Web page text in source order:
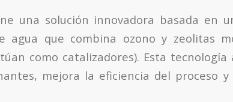
una solución innovadora basada en
agua que combina ozono y zeolitas
como catalizadores). Esta tecnología
mejora la eficiencia del proceso y